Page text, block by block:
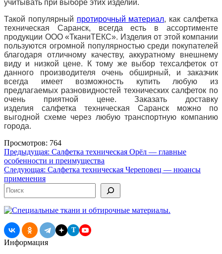
учитывать при выборе этих изделий.
Такой популярный протирочный материал, как салфетка
техническая Саранск, всегда есть в ассортименте
продукции ООО «ТканиТЕКС». Изделия от этой компании
пользуются огромной популярностью среди покупателей
благодаря отличному качеству, аккуратному внешнему
виду и низкой цене. К тому же выбор техсалфеток от
данного производителя очень обширный, и заказчик
всегда имеет возможность купить любую из
предлагаемых разновидностей технических салфеток по
очень приятной цене. Заказать доставку
изделия салфетка техническая Саранск можно по
выгодной схеме через любую транспортную компанию
города.
Просмотров: 764
Навигация
по
записям
Предыдущая: Салфетка техническая Орёл — главные
особенности и преимущества
Следующая: Салфетка техническая Череповец — нюансы
применения
Поиск
T
Информация